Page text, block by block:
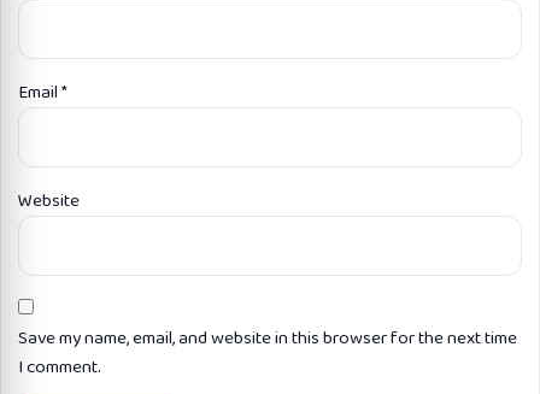
Email*
Website
Save my name, email, and website in this browser for the next time
I comment.